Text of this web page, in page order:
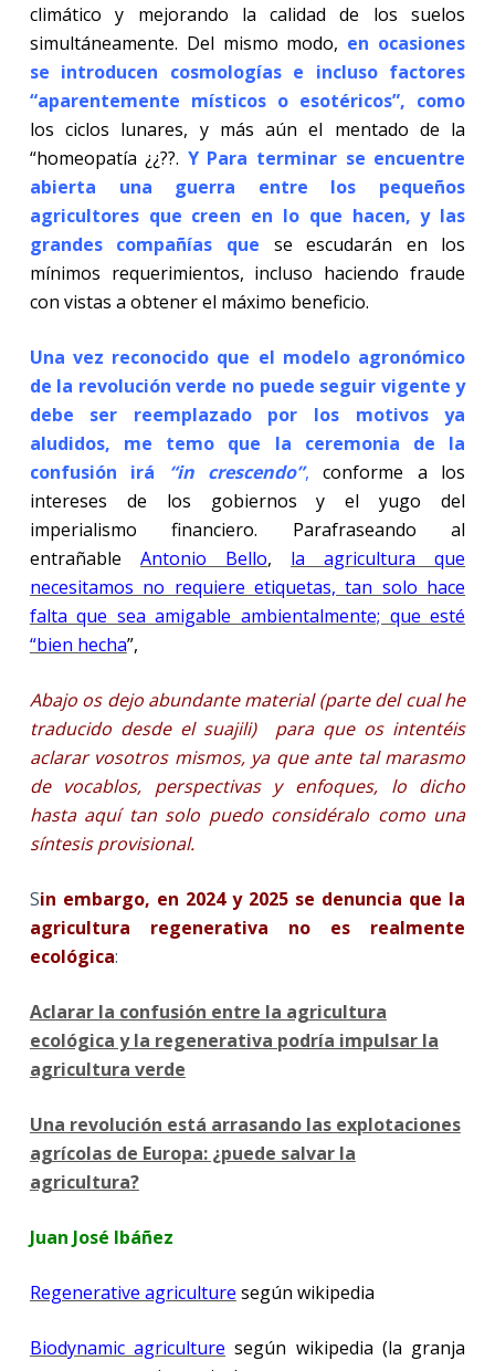
climático y mejorando la calidad de los suelos
simultáneamente. Del mismo modo, en ocasiones
se introducen cosmologías e incluso factores
“aparentemente místicos o esotéricos”, como
los ciclos lunares, y más aún el mentado de la
“homeopatía ¿¿??. Y Para terminar se encuentre
abierta una guerra entre los pequeños
agricultores que creen en lo que hacen, y las
grandes compañías que
se escudarán en los
mínimos requerimientos, incluso haciendo fraude
con vistas a obtener el máximo beneficio.
Una vez reconocido que el modelo agronómico
de la revolución verde no puede seguir vigente y
debe ser reemplazado por los motivos ya
aludidos, me temo que la ceremonia de la
confusión irá “in crescendo”, conforme a los
intereses de los gobiernos y el yugo del
imperialismo financiero. Parafraseando al
entrañable Antonio Bello, la agricultura que
necesitamos no requiere etiquetas, tan solo hace
falta que sea amigable ambientalmente; que esté
“bien hecha”,
Abajo os dejo abundante material (parte del cual he
traducido desde el suajili) para que os intentéis
aclarar vosotros mismos, ya que ante tal marasmo
de vocablos, perspectivas y enfoques, lo dicho
hasta aquí tan solo puedo considéralo como una
síntesis provisional.
Sin embargo, en 2024 y 2025 se denuncia que la
agricultura regenerativa no es realmente
ecológica:
Aclarar la confusión entre la agricultura
ecológica y la regenerativa podría impulsar la
agricultura verde
Una revolución está arrasando las explotaciones
agrícolas de Europa: ¿puede salvar la
agricultura?
Juan José Ibáñez
Regenerative agriculture según wikipedia
Biodynamic agriculture según wikipedia (la granja